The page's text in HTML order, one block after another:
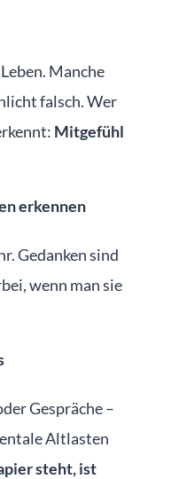
Manche
falsch. Wer
Mitgefühl
erkennen
Gedanken sind
wenn man sie
Gespräche –
Altlasten
steht, ist